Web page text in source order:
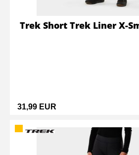
31,99 EUR
Trek Short Trek Liner X-